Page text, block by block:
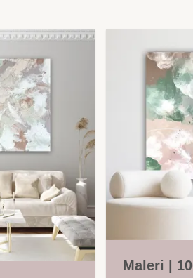
Maleri |